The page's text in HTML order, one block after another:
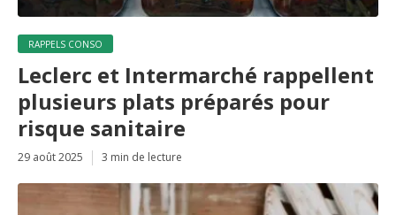
RAPPELS CONSO
Leclerc et Intermarché rappellent
plusieurs plats préparés pour
risque sanitaire
29 août 2025 3 min de lecture